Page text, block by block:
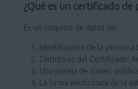
¿Qué es un certificado de
Es un conjunto de datos de:
Identificación de la
Distintivos del Certificado:
Una pareja de claves:
La firma electrónica de la